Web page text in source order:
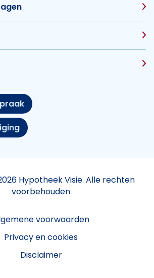
Hypotheek Visie. Alle rechten
voorbehouden
voorwaarden
Privacy en cookies
Disclaimer